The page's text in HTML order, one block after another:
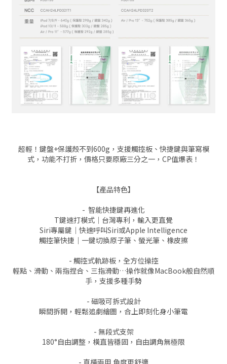
超輕！鍵盤+保護殼不到600g，支援觸控板、快捷鍵與筆寫模
式，功能不打折，價格只要原廠三分之一，CP值爆表！
【產品特色】
- 智能快捷鍵再進化
T鍵速打模式｜台灣專利，輸入更直覺
Siri專屬鍵｜快速呼叫Siri或Apple Intelligence
觸控筆快捷｜一鍵切換原子筆、螢光筆、橡皮擦
- 觸控式軌跡板，全方位操控
輕點、滑動、兩指捏合、三指滑動…操作就像MacBook般自然順
手，支援多種手勢
- 磁吸可拆式設計
瞬間拆開，輕鬆追劇繪圖，合上即刻化身小筆電
- 無段式支架
180°自由調整，橫直皆穩固，自由調角無極限
- 直橫兩用 角度更舒適